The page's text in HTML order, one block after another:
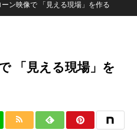
ン映像で 「見える現場」を作る
「見える現場」を